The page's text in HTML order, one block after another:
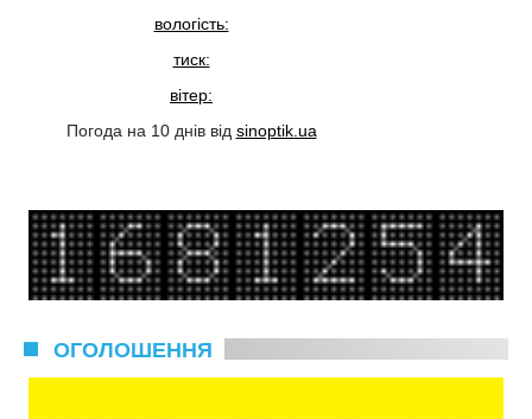
вологість:
тиск:
вітер:
Погода на 10 днів від sinoptik.ua
ОГОЛОШЕННЯ